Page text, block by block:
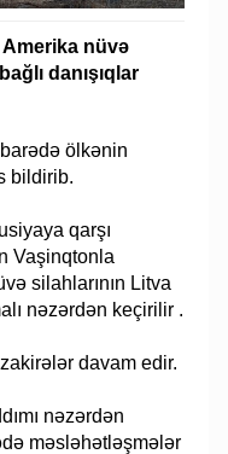
nüvə
danışıqlar
ölkənin
bildirib.
qarşı
Vaşinqtonla
silahlarının Litva
nəzərdən keçirilir .
davam edir.
nəzərdən
məsləhətləşmələr